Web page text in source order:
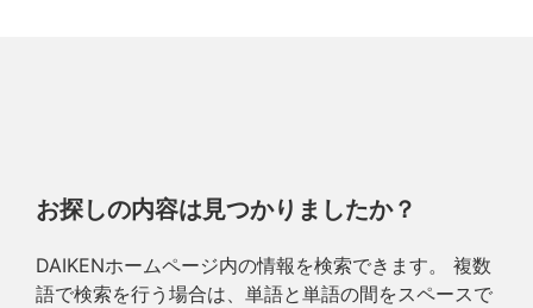
お探しの内容は見つかりましたか？
DAIKENホームページ内の情報を検索できます。 複数
語で検索を行う場合は、単語と単語の間をスペースで